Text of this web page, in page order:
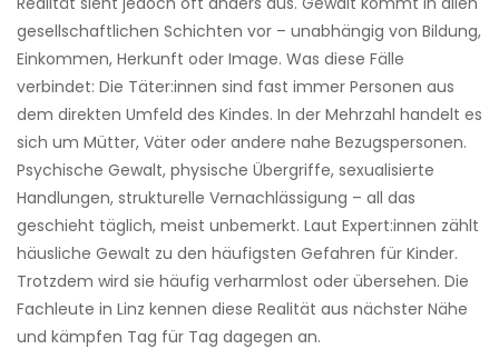
gesellschaftlichen Schichten vor – unabhängig von Bildung,
Einkommen, Herkunft oder Image. Was diese Fälle
verbindet: Die Täter:innen sind fast immer Personen aus
dem direkten Umfeld des Kindes. In der Mehrzahl handelt es
sich um Mütter, Väter oder andere nahe Bezugsper­sonen.
Psychische Gewalt, physische Übergriffe, sexualisierte
Handlungen, strukturelle Vernachlässigung – all das
geschieht täglich, meist unbemerkt. Laut Expert:innen zählt
häusliche Gewalt zu den häufigsten Gefahren für Kinder.
Trotzdem wird sie häufig verharmlost oder übersehen. Die
Fachleute in Linz kennen diese Realität aus nächster Nähe
und kämpfen Tag für Tag dagegen an.